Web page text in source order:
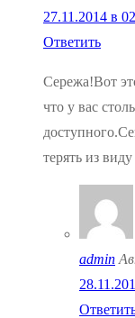
27.11.2014 в
Ответить
Сережа!Вот
что у вас
терять из виду
admin